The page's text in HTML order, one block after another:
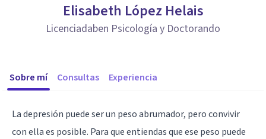
Elisabeth López Helais
Licenciadaben Psicología y Doctorando
Sobre mí Consultas Experiencia
La depresión puede ser un peso abrumador, pero convivir
con ella es posible. Para que entiendas que ese peso puede